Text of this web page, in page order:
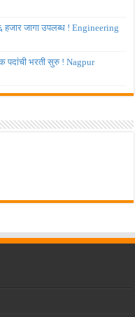
हजार जागा उपलब्ध ! Engineering
पदांची भरती सुरु ! Nagpur